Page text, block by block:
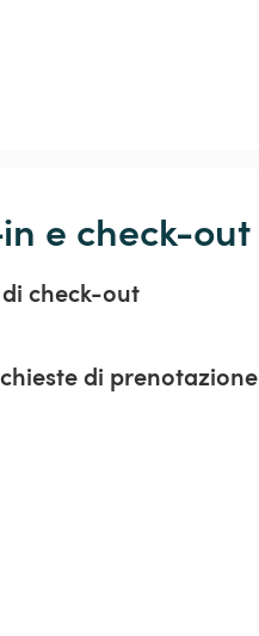
e check-out
check-out
di prenotazione